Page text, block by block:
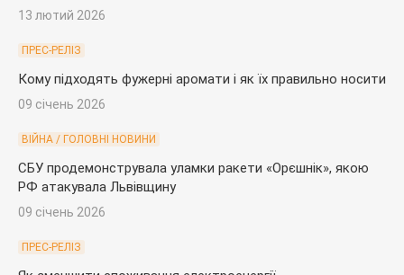
13 лютий 2026
ПРЕС-РЕЛІЗ
Кому підходять фужерні аромати і як їх правильно носити
09 січень 2026
ВІЙНА / ГОЛОВНІ НОВИНИ
СБУ продемонструвала уламки ракети «Орєшнік», якою
РФ атакувала Львівщину
09 січень 2026
ПРЕС-РЕЛІЗ